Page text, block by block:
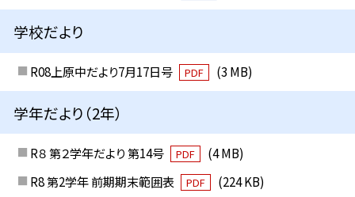
学校だより
R08上原中だより7月17日号 PDF (3 MB)
学年だより（2年）
R８ 第２学年だより 第14号 PDF
(4 MB)
R8 第2学年 前期期末範囲表
PDF
(224 KB)